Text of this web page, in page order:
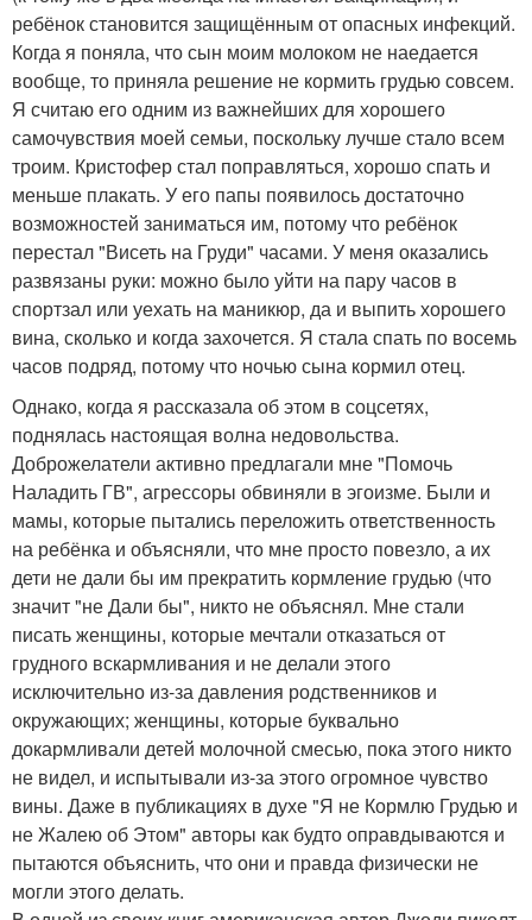
ребёнок становится защищённым от опасных инфекций.
Когда я поняла, что сын моим молоком не наедается
вообще, то приняла решение не кормить грудью совсем.
Я считаю его одним из важнейших для хорошего
самочувствия моей семьи, поскольку лучше стало всем
троим. Кристофер стал поправляться, хорошо спать и
меньше плакать. У его папы появилось достаточно
возможностей заниматься им, потому что ребёнок
перестал "Висеть на Груди" часами. У меня оказались
развязаны руки: можно было уйти на пару часов в
спортзал или уехать на маникюр, да и выпить хорошего
вина, сколько и когда захочется. Я стала спать по восемь
часов подряд, потому что ночью сына кормил отец.
Однако, когда я рассказала об этом в соцсетях,
поднялась настоящая волна недовольства.
Доброжелатели активно предлагали мне "Помочь
Наладить ГВ", агрессоры обвиняли в эгоизме. Были и
мамы, которые пытались переложить ответственность
на ребёнка и объясняли, что мне просто повезло, а их
дети не дали бы им прекратить кормление грудью (что
значит "не Дали бы", никто не объяснял. Мне стали
писать женщины, которые мечтали отказаться от
грудного вскармливания и не делали этого
исключительно из-за давления родственников и
окружающих; женщины, которые буквально
докармливали детей молочной смесью, пока этого никто
не видел, и испытывали из-за этого огромное чувство
вины. Даже в публикациях в духе "Я не Кормлю Грудью и
не Жалею об Этом" авторы как будто оправдываются и
пытаются объяснить, что они и правда физически не
могли этого делать.